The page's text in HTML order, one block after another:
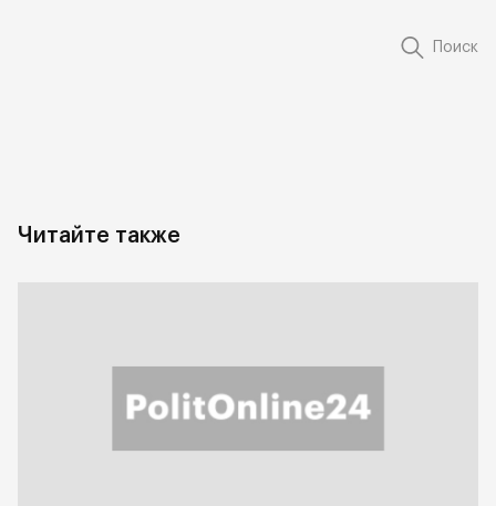
Поиск
Читайте также